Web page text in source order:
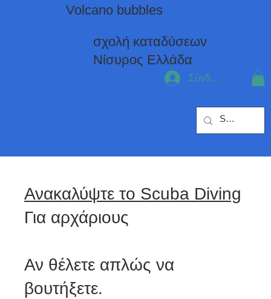
Volcano bubbles
σχολή καταδύσεων
Νίσυρος Eλλάδα
Σύνδεση
Ανακαλύψτε το Scuba Diving
Για αρχάριους
Αν θέλετε απλώς να
βουτήξετε.